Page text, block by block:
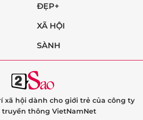
ĐẸP+
XÃ HỘI
SÀNH
xã hội dành cho giới trẻ của công ty
truyền thông VietNamNet